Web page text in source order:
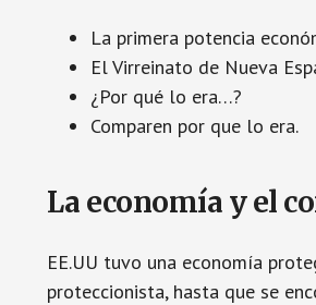
La primera potencia
El Virreinato de Nueva
¿Por qué lo era…?
Comparen por que lo era.
La economía y el
EE.UU tuvo una economía
proteccionista, hasta que se